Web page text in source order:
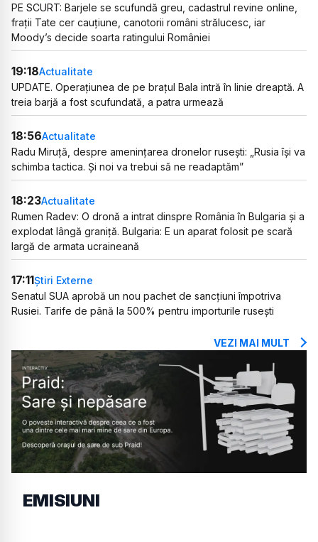
PE SCURT: Barjele se scufundă greu, cadastrul revine online,
frații Tate cer cauțiune, canotorii români strălucesc, iar
Moody’s decide soarta ratingului României
19:18Actualitate
UPDATE. Operațiunea de pe brațul Bala intră în linie dreaptă. A
treia barjă a fost scufundată, a patra urmează
18:56Actualitate
Radu Miruță, despre amenințarea dronelor rusești: „Rusia își va
schimba tactica. Și noi va trebui să ne readaptăm”
18:23Actualitate
Rumen Radev: O dronă a intrat dinspre România în Bulgaria și a
explodat lângă graniță. Bulgaria: E un aparat folosit pe scară
largă de armata ucraineană
17:11Știri Externe
Senatul SUA aprobă un nou pachet de sancțiuni împotriva
Rusiei. Tarife de până la 500% pentru importurile rusești
VEZI MAI MULT
EMISIUNI